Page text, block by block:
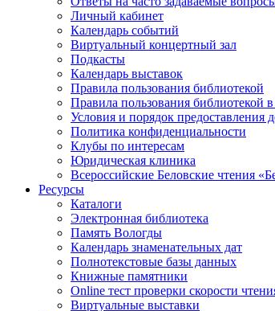
Личный кабинет
Календарь событий
Виртуальный концертный зал
Подкасты
Календарь выставок
Правила пользования библиотекой
Правила пользования библиотекой
Условия и порядок предоставления
Политика конфиденциальности
Клубы по интересам
Юридическая клиника
Всероссийские Беловские чтения
Ресурсы
Каталоги
Электронная библиотека
Память Вологды
Календарь знаменательных дат
Полнотекстовые базы данных
Книжные памятники
Online тест проверки скорости
Виртуальные выставки